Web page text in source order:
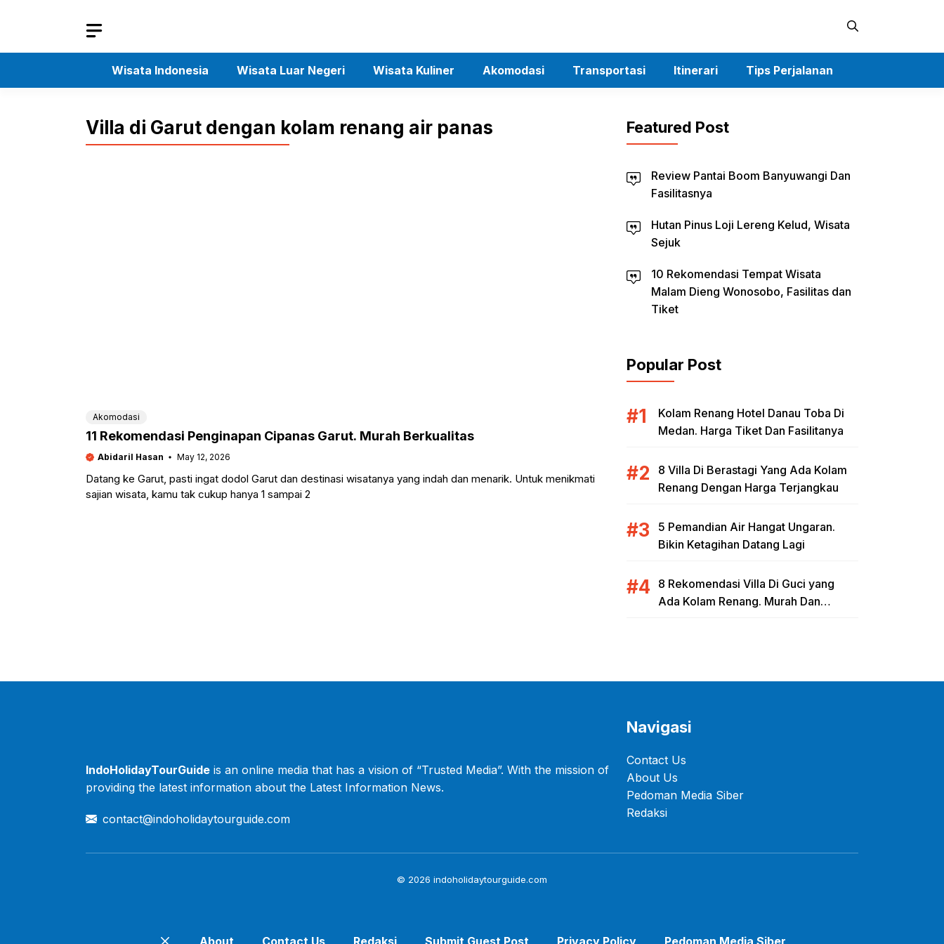
Wisata Indonesia
Wisata Luar Negeri Wisata Kuliner Akomodasi Transportasi Itinerari Tips Perjalanan
Villa di Garut dengan kolam renang air panas
Akomodasi
11 Rekomendasi Penginapan Cipanas Garut. Murah Berkualitas
Abidaril Hasan May 12, 2026
Datang ke Garut, pasti ingat dodol Garut dan destinasi wisatanya yang indah dan menarik. Untuk menikmati
sajian wisata, kamu tak cukup hanya 1 sampai 2
Featured Post
Review Pantai Boom Banyuwangi Dan
Fasilitasnya
Hutan Pinus Loji Lereng Kelud, Wisata
Sejuk
10 Rekomendasi Tempat Wisata
Malam Dieng Wonosobo, Fasilitas dan
Tiket
Popular Post
Kolam Renang Hotel Danau Toba Di
Medan. Harga Tiket Dan Fasilitanya
8 Villa Di Berastagi Yang Ada Kolam
Renang Dengan Harga Terjangkau
5 Pemandian Air Hangat Ungaran.
Bikin Ketagihan Datang Lagi
8 Rekomendasi Villa Di Guci yang
Ada Kolam Renang. Murah Dan
IndoHolidayTourGuide is an online media that has a vision of “Trusted Media”. With the mission of
providing the latest information about the Latest Information News.
contact@indoholidaytourguide.com
Navigasi
Contact Us
About Us
Pedoman Media Siber
Redaksi
© 2026 indoholidaytourguide.com
About Contact Us Redaksi Submit Guest Post Privacy Policy Pedoman Media Siber